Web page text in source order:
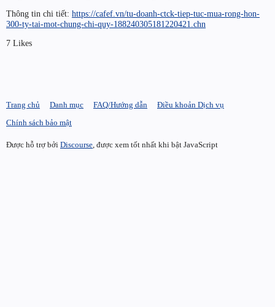
Thông tin chi tiết: https://cafef.vn/tu-doanh-ctck-tiep-tuc-mua-rong-hon-
300-ty-tai-mot-chung-chi-quy-188240305181220421.chn
7 Likes
Trang chủ Danh mục FAQ/Hướng dẫn
Điều khoản Dịch vụ
Chính sách bảo mật
Được hỗ trợ bởi Discourse , được xem tốt nhất khi bật JavaScript